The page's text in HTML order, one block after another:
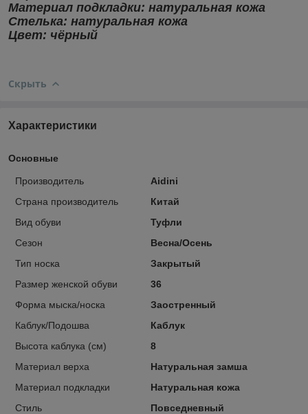
Материал подкладки: натуральная кожа
Стелька: натуральная кожа
Цвет: чёрный
Скрыть
Характеристики
Основные
Производитель
Aidini
Страна производитель
Китай
Вид обуви
Туфли
Сезон
Весна/Осень
Тип носка
Закрытый
Размер женской обуви
36
Форма мыска/носка
Заостренный
Каблук/Подошва
Каблук
Высота каблука (см)
8
Материал верха
Натуральная замша
Материал подкладки
Натуральная кожа
Стиль
Повседневный